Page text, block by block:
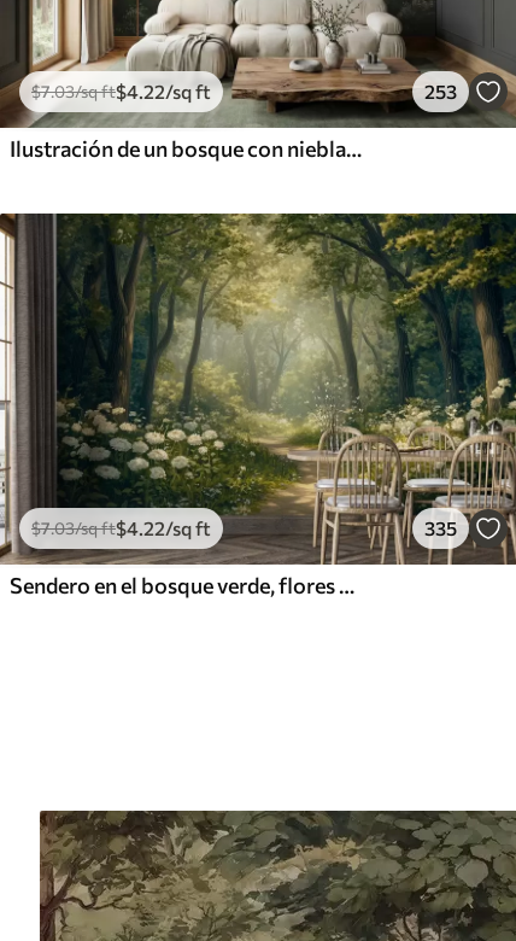
$7.03/sq ft$4 .22/sq ft 253
Ilustración de un bosque con niebla, árboles altos y un sendero.
$7.03/sq ft$4.22/sq ft 335
Sendero en el bosque verde, flores blancas, luz del sol, dibujo estilo acrílico